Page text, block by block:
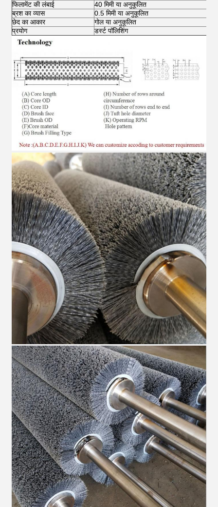
फिलामेंट की लंबाई
40 मिमी या अनुकूलित
ब्रश का व्यास
0.5 मिमी या अनुकूलित
छेद का आकार
गोल या अनुकूलित
प्रयोग
डर्स्ट पॉलिशिंग